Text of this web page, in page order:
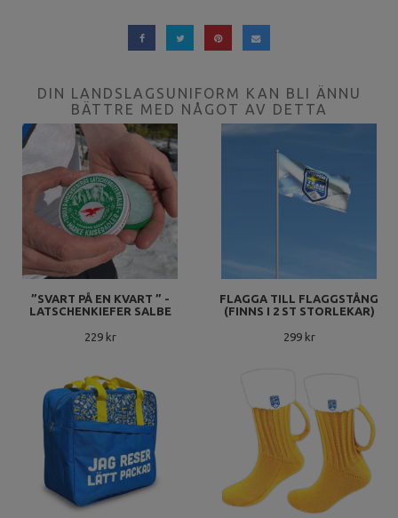
DIN LANDSLAGSUNIFORM KAN BLI ÄNNU
BÄTTRE MED NÅGOT AV DETTA
”SVART PÅ EN KVART ” -
LATSCHENKIEFER SALBE
229 kr
FLAGGA TILL FLAGGSTÅNG
(FINNS I 2 ST STORLEKAR)
299 kr